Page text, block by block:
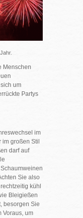
Menschen
um
Partys
im
großen Stil
darf auf
Sie also
kühl
Bleigießen
besorgen Sie
Voraus, um